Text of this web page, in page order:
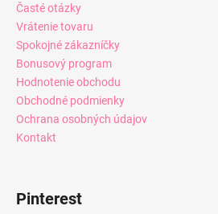
Časté otázky
Vrátenie tovaru
Spokojné zákazníčky
Bonusový program
Hodnotenie obchodu
Obchodné podmienky
Ochrana osobných údajov
Kontakt
Pinterest